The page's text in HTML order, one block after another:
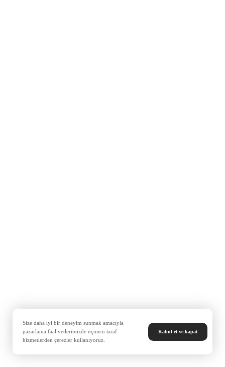
Size daha iyi bir deneyim sunmak amacıyla
pazarlama faaliyetlerimizde üçüncü taraf
hizmetlerden çerezler kullanıyoruz.
Kabul et ve kapat